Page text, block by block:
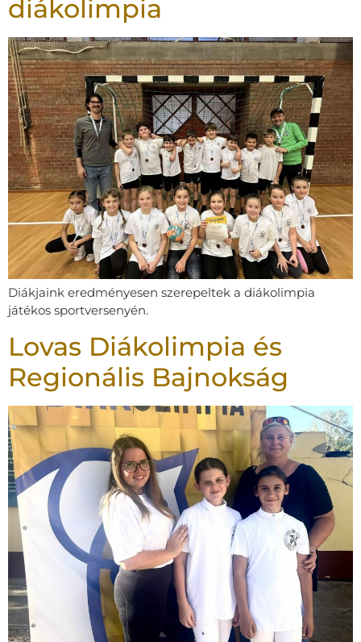
diákolimpia
Diákjaink eredményesen szerepeltek a diákolimpia
játékos sportversenyén.
Lovas Diákolimpia és
Regionális Bajnokság